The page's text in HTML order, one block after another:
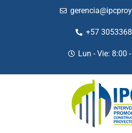
+57
Lun - Vie: 8:00